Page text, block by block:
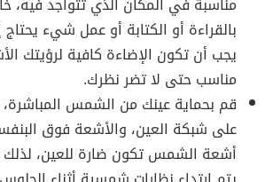
بالقراءة أو الكتابة أو عمل شيء يحتاج
يجب أن تكون الإضاءة كافية لرؤيتك
مناسب حتى لا تضر نظرك.
قم بحماية عينك من الشمس
على شبكة العين، والأشعة فوق
أشعة الشمس تكون ضارة للعين،